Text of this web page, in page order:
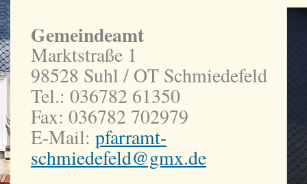
Gemeindeamt
Marktstraße 1
98528 Suhl / OT Schmiedefeld
Tel.: 036782 61350
Fax: 036782 702979
E-Mail: pfarramt-
schmiedefeld@gmx.de